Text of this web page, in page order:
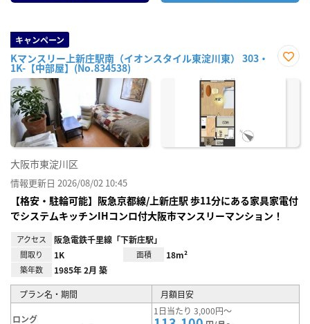
キャンペーン
Kマンスリー上新庄駅南（イオンスタイル東淀川東） 303・
1K-【中部屋】(No.834538)
に入
大阪市東淀川区
情報更新日 2026/08/02 10:45
【格安・駐輪可能】阪急京都線/上新庄駅 歩11分にある家具家電付
でシステムキッチンIHコンロ付大阪市マンスリーマンション！
アクセス 阪急電鉄千里線「下新庄駅」
間取り 1K 面積 18m²
築年数 1985年 2月 築
プラン名・期間 月額目安
ロング
1日当たり 3,000円～